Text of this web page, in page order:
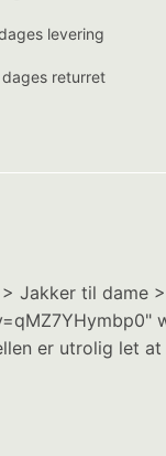
levering
returret
Jakker til dame
er utrolig let